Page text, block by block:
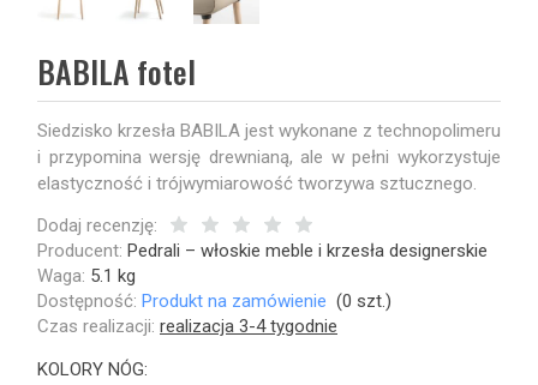
BABILA fotel
Siedzisko krzesła BABILA jest wykonane z technopolimeru
i przypomina wersję drewnianą, ale w pełni wykorzystuje
elastyczność i trójwymiarowość tworzywa sztucznego.
Dodaj recenzję:
Producent: Pedrali – włoskie meble i krzesła designerskie
Waga: 5.1 kg
Dostępność: Produkt na zamówienie (0 szt.)
Czas realizacji: realizacja 3-4 tygodnie
KOLORY NÓG: